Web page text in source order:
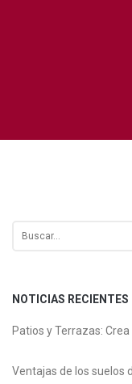
Buscar:
NOTICIAS RECIENTES
Patios y Terrazas:
Ventajas de los suelos
Historial de Noticias